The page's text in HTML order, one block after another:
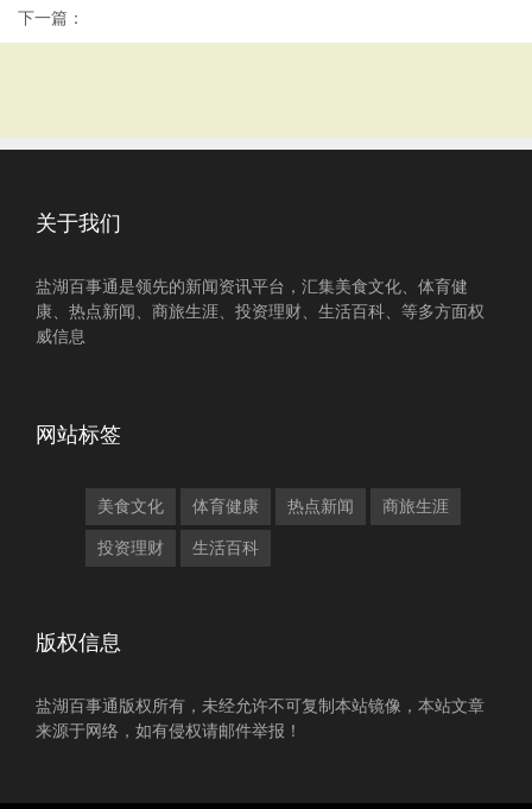
下一篇：
关于我们
盐湖百事通是领先的新闻资讯平台，汇集美食文化、体育健
康、热点新闻、商旅生涯、投资理财、生活百科、等多方面权
威信息
网站标签
美食文化 体育健康 热点新闻 商旅生涯
投资理财 生活百科
版权信息
盐湖百事通版权所有，未经允许不可复制本站镜像，本站文章
来源于网络，如有侵权请邮件举报！